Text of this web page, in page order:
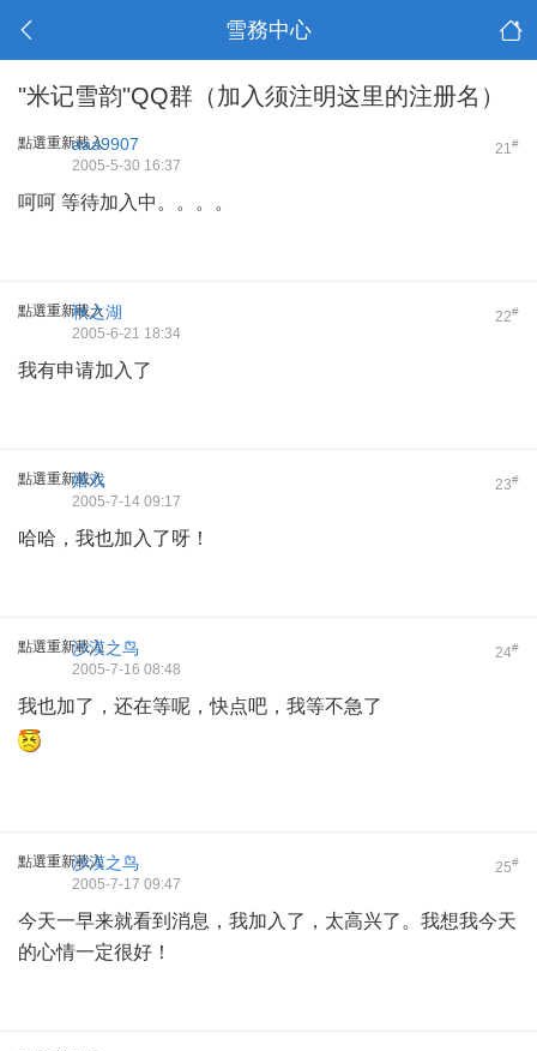
雪務中心
"米记雪韵"QQ群（加入须注明这里的注册名）
點選重新載入 21#
aaa9907
2005-5-30 16:37
呵呵 等待加入中。。。。
點選重新載入 22#
秋之湖
2005-6-21 18:34
我有申请加入了
點選重新載入 23#
嬉戏
2005-7-14 09:17
哈哈，我也加入了呀！
點選重新載入 24#
沙漠之鸟
2005-7-16 08:48
我也加了，还在等呢，快点吧，我等不急了
點選重新載入 25#
沙漠之鸟
2005-7-17 09:47
今天一早来就看到消息，我加入了，太高兴了。我想我今天
的心情一定很好！